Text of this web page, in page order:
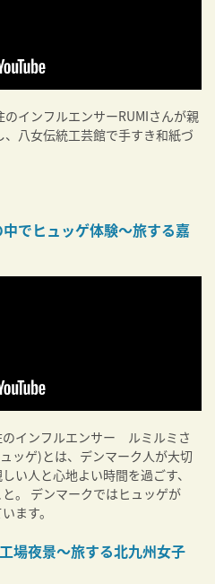
インフルエンサーRUMIさんが親
八女伝統工芸館で手すき和紙づ
中でヒュッゲ体験〜旅する嘉
インフルエンサー ルミルミさ
ッゲ)とは、デンマーク人が大切
い人と心地よい時間を過ごす、
。 デンマークではヒュッゲが
ます。
場夜景〜旅する北九州女子